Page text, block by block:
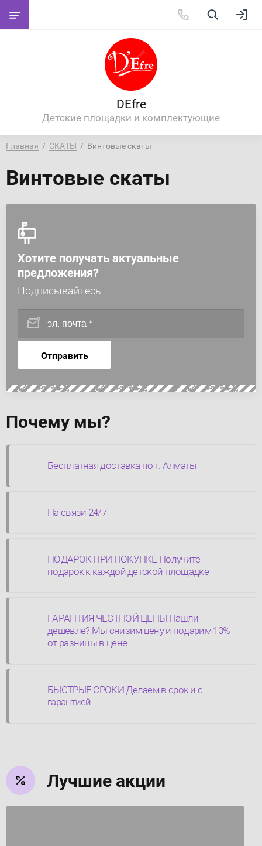
DEfre
Детские площадки и комплектующие
Почему мы?
Бесплатная доставка по г. Алматы
На связи 24/7
ПОДАРОК ПРИ ПОКУПКЕ Получите
подарок к каждой детской площадке
ГАРАНТИЯ ЧЕСТНОЙ ЦЕНЫ Нашли
дешевле? Мы снизим цену и подарим 10%
от разницы в цене
БЫСТРЫЕ СРОКИ Делаем в срок и с
гарантией
Хотите получать актуальные
предложения?
Подписывайтесь
Отправить
Главная
  /
СКАТЫ
  /  Винтовые скаты
Винтовые скаты
Лучшие акции